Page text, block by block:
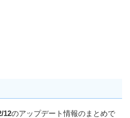
12のアップデート情報のまとめで